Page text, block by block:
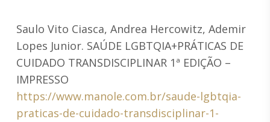
Saulo Vito Ciasca, Andrea Hercowitz, Ademir
Lopes Junior. SAÚDE LGBTQIA+PRÁTICAS DE
CUIDADO TRANSDISCIPLINAR 1ª EDIÇÃO –
IMPRESSO
https://www.manole.com.br/saude-lgbtqia-
praticas-de-cuidado-transdisciplinar-1-